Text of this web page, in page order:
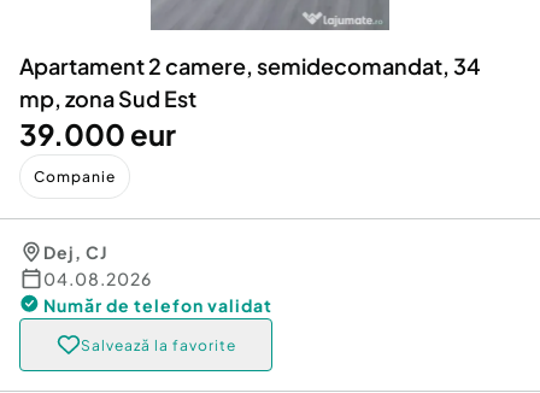
Apartament 2 camere, semidecomandat, 34
mp, zona Sud Est
39.000 eur
Companie
Dej, CJ
04.08.2026
Număr de telefon validat
Salvează la favorite